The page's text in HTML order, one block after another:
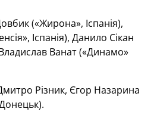
(«Жирона», Іспанія),
Іспанія), Данило Сікан
Ванат («Динамо»
Різник, Єгор Назарина